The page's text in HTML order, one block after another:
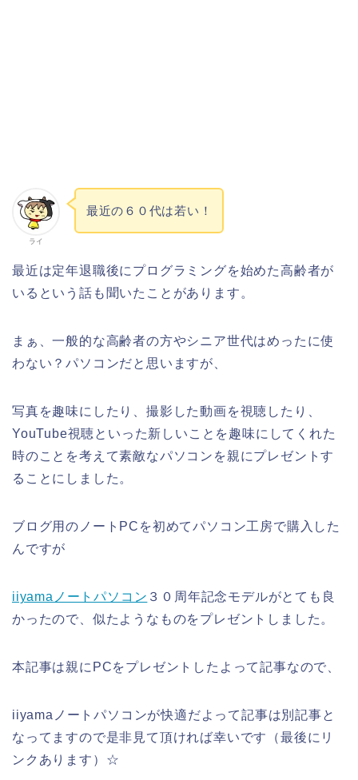
ライ
最近の６０代は若い！
最近は定年退職後にプログラミングを始めた高齢者が
いるという話も聞いたことがあります。
まぁ、一般的な高齢者の方やシニア世代はめったに使
わない？パソコンだと思いますが、
写真を趣味にしたり、撮影した動画を視聴したり、
YouTube視聴といった新しいことを趣味にしてくれた
時のことを考えて素敵なパソコンを親にプレゼントす
ることにしました。
ブログ用のノートPCを初めてパソコン工房で購入した
んですが
iiyamaノートパソコン ３０周年記念モデルがとても良
かったので、似たようなものをプレゼントしました。
本記事は親にPCをプレゼントしたよって記事なので、
iiyamaノートパソコンが快適だよって記事は別記事と
なってますので是非見て頂ければ幸いです（最後にリ
ンクあります）☆